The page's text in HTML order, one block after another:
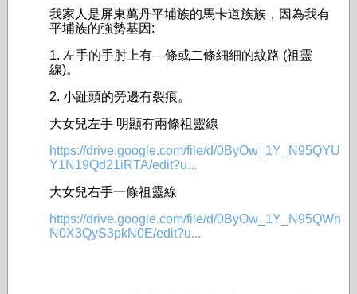
我家人是屏東萬丹平埔族的馬卡道族族，因為我有
平埔族的強勢基因:
1. 左手的手肘上有—條或二條細細的紋路 (祖靈
線)。
2. 小趾頭的旁邊有裂痕。
大女兒左手 明顯有兩條祖靈線
https://drive.google.com/file/d/0ByOw_1Y_N95QYU
Y1N19Qd21iRTA/edit?u...
大女兒右手一條祖靈線
https://drive.google.com/file/d/0ByOw_1Y_N95QWn
N0X3QyS3pkN0E/edit?u...